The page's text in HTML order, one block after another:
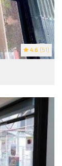
4.6 (51)